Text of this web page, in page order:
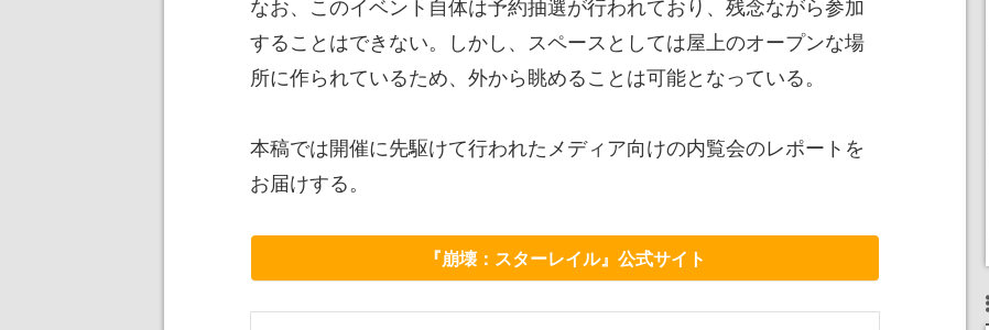
することはできない。しかし、スペースとしては屋上のオープンな場
所に作られているため、外から眺めることは可能となっている。
本稿では開催に先駆けて行われたメディア向けの内覧会のレポートを
お届けする。
『崩壊：スターレイル』公式サイト